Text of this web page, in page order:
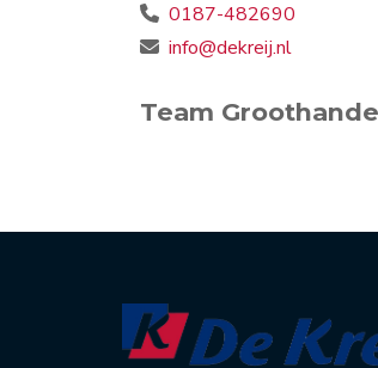
0187-482690
info@dekreij.nl
Team